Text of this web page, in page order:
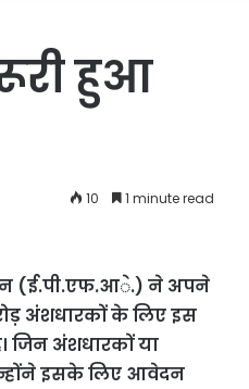
हुआ
10 1 minute read
(ई.पी.एफ.आे.) ने अपने
अंशधारकों के लिए इस
जिन अंशधारकों या
इसके लिए आवेदन